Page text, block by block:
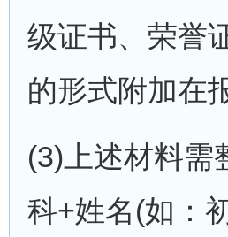
级证书、荣誉
的形式附加在
(3)上述材料需
科+姓名(如：